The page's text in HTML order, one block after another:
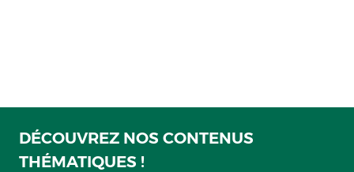
DÉCOUVREZ NOS CONTENUS
THÉMATIQUES !